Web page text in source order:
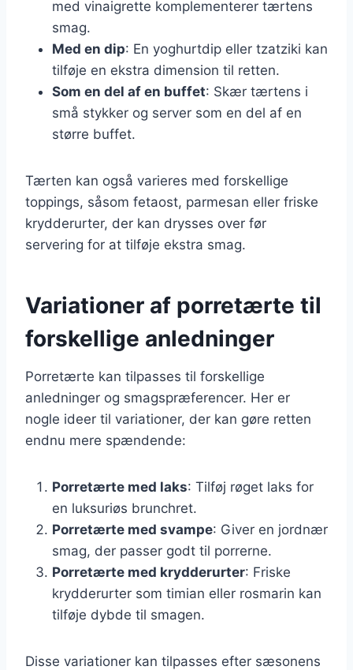
med vinaigrette komplementerer tærtens
smag.
Med en dip: En yoghurtdip eller tzatziki kan
tilføje en ekstra dimension til retten.
Som en del af en buffet: Skær tærtens i
små stykker og server som en del af en
større buffet.
Tærten kan også varieres med forskellige
toppings, såsom fetaost, parmesan eller friske
krydderurter, der kan drysses over før
servering for at tilføje ekstra smag.
Variationer af porretærte til
forskellige anledninger
Porretærte kan tilpasses til forskellige
anledninger og smagspræferencer. Her er
nogle ideer til variationer, der kan gøre retten
endnu mere spændende:
Porretærte med laks: Tilføj røget laks for
en luksuriøs brunchret.
Porretærte med svampe: Giver en jordnær
smag, der passer godt til porrerne.
Porretærte med krydderurter: Friske
krydderurter som timian eller rosmarin kan
tilføje dybde til smagen.
Disse variationer kan tilpasses efter sæsonens